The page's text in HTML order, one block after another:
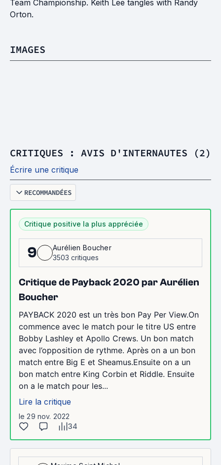
Team Championship. Keith Lee tangles with Randy
Orton.
IMAGES
CRITIQUES : AVIS D'INTERNAUTES (2)
Écrire une critique
RECOMMANDÉES
Critique positive la plus appréciée
9
Aurélien Boucher
3503 critiques
Critique de Payback 2020 par Aurélien
Boucher
PAYBACK 2020 est un très bon Pay Per View.On
commence avec le match pour le titre US entre
Bobby Lashley et Apollo Crews. Un bon match
avec l’opposition de rythme. Après on a un bon
match entre Big E et Sheamus.Ensuite on a un
bon match entre King Corbin et Riddle. Ensuite
on a le match pour les...
Lire la critique
le 29 nov. 2022
34